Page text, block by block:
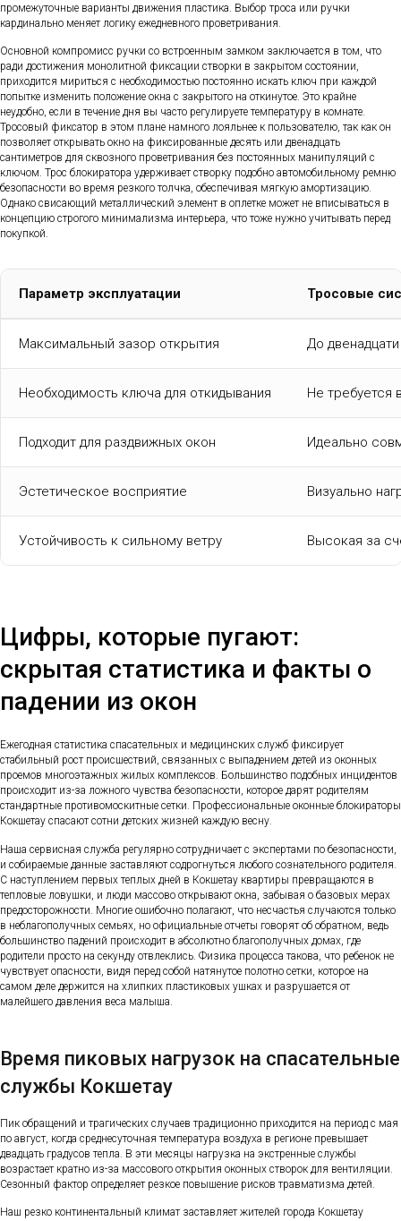
промежуточные варианты движения пластика. Выбор троса или ручки
кардинально меняет логику ежедневного проветривания.
Основной компромисс ручки со встроенным замком заключается в том, что
ради достижения монолитной фиксации створки в закрытом состоянии,
приходится мириться с необходимостью постоянно искать ключ при каждой
попытке изменить положение окна с закрытого на откинутое. Это крайне
неудобно, если в течение дня вы часто регулируете температуру в комнате.
Тросовый фиксатор в этом плане намного лояльнее к пользователю, так как он
позволяет открывать окно на фиксированные десять или двенадцать
сантиметров для сквозного проветривания без постоянных манипуляций с
ключом. Трос блокиратора удерживает створку подобно автомобильному ремню
безопасности во время резкого толчка, обеспечивая мягкую амортизацию.
Однако свисающий металлический элемент в оплетке может не вписываться в
концепцию строгого минимализма интерьера, что тоже нужно учитывать перед
покупкой.
Параметр эксплуатации Тросовые
Максимальный зазор открытия До
Необходимость ключа для откидывания Не требуется
Подходит для раздвижных окон Идеально
Эстетическое восприятие Визуально
Устойчивость к сильному ветру Высокая за
Цифры, которые пугают:
скрытая статистика и факты о
падении из окон
Ежегодная статистика спасательных и медицинских служб фиксирует
стабильный рост происшествий, связанных с выпадением детей из оконных
проемов многоэтажных жилых комплексов. Большинство подобных инцидентов
происходит из-за ложного чувства безопасности, которое дарят родителям
стандартные противомоскитные сетки. Профессиональные оконные блокираторы
Кокшетау спасают сотни детских жизней каждую весну.
Наша сервисная служба регулярно сотрудничает с экспертами по безопасности,
и собираемые данные заставляют содрогнуться любого сознательного родителя.
С наступлением первых теплых дней в Кокшетау квартиры превращаются в
тепловые ловушки, и люди массово открывают окна, забывая о базовых мерах
предосторожности. Многие ошибочно полагают, что несчастья случаются только
в неблагополучных семьях, но официальные отчеты говорят об обратном, ведь
большинство падений происходит в абсолютно благополучных домах, где
родители просто на секунду отвлеклись. Физика процесса такова, что ребенок не
чувствует опасности, видя перед собой натянутое полотно сетки, которое на
самом деле держится на хлипких пластиковых ушках и разрушается от
малейшего давления веса малыша.
Время пиковых нагрузок на спасательные
службы Кокшетау
Пик обращений и трагических случаев традиционно приходится на период с мая
по август, когда среднесуточная температура воздуха в регионе превышает
двадцать градусов тепла. В эти месяцы нагрузка на экстренные службы
возрастает кратно из-за массового открытия оконных створок для вентиляции.
Сезонный фактор определяет резкое повышение рисков травматизма детей.
Наш резко континентальный климат заставляет жителей города Кокшетау